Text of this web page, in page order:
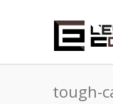
tough-